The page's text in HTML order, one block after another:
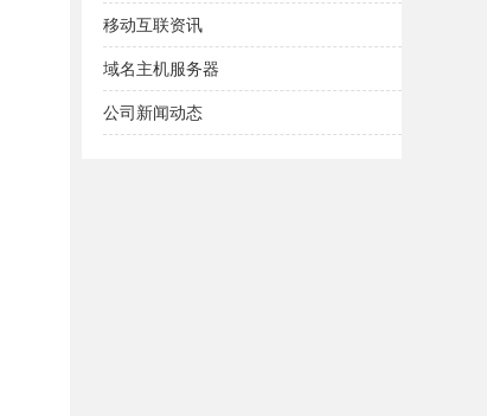
移动互联资讯
域名主机服务器
公司新闻动态